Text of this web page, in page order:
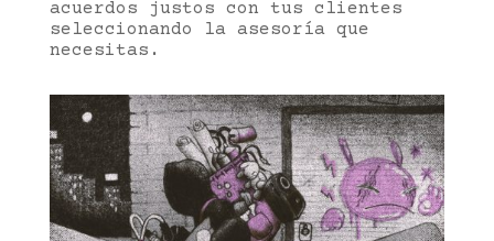
acuerdos justos con tus clientes
seleccionando la asesoría que
necesitas.